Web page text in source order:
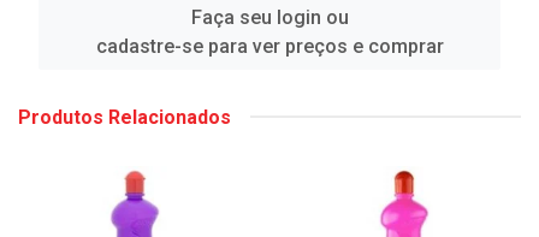
Faça seu login ou
cadastre-se para ver preços e comprar
Produtos Relacionados